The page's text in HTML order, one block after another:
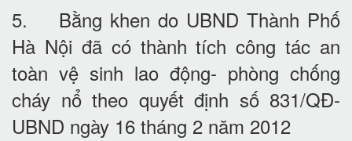
5. Bằng khen do UBND Thành Phố
Hà Nội đã có thành tích công tác an
toàn vệ sinh lao động- phòng chống
cháy nổ theo quyết định số 831/QĐ-
UBND ngày 16 tháng 2 năm 2012